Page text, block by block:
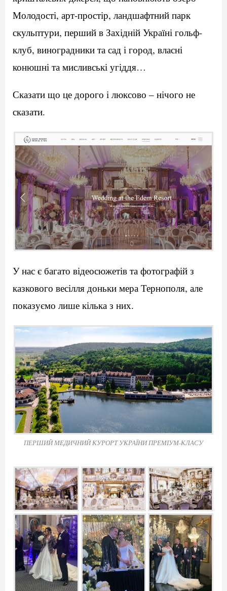
Молодості, арт-простір, ландшафтний парк
скульптури, перший в Західній Україні гольф-
клуб, виноградники та сад і город, власні
конюшні та мисливські угіддя…
Сказати що це дорого і люксово – нічого не
сказати.
У нас є багато відеосюжетів та фотографій з
казкового весілля доньки мера Тернополя, але
показуємо лише кілька з них.
ПЕРШИЙ МЕДИЧНИЙ КУРОРТ УКРАЇНИ ПРЕМІУМ-КЛАСУ